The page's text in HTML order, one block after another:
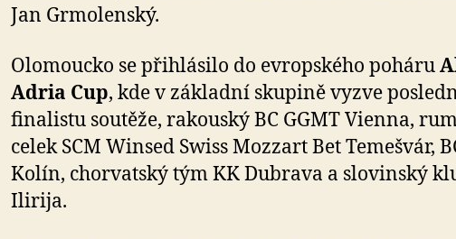
Jan Grmolenský.
Olomoucko se přihlásilo do evropského poháru
Adria Cup, kde v základní skupině vyzve
finalistu soutěže, rakouský BC GGMT Vienna,
celek SCM Winsed Swiss Mozzart Bet Temešvár,
Kolín, chorvatský tým KK Dubrava a slovinský
Ilirija.